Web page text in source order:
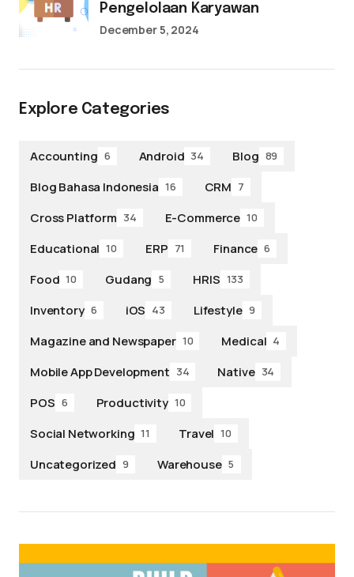
Pengelolaan Karyawan
December 5, 2024
Explore Categories
Accounting 6 Android 34 Blog 89
Blog Bahasa Indonesia 16 CRM 7
Cross Platform 34 E-Commerce 10
Educational 10 ERP 71 Finance 6
Food 10 Gudang 5 HRIS 133
Inventory 6 iOS 43 Lifestyle 9
Magazine and Newspaper 10 Medical 4
Mobile App Development 34 Native 34
POS 6 Productivity 10
Social Networking 11 Travel 10
Uncategorized 9 Warehouse 5